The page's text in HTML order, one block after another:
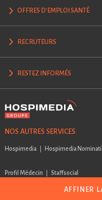
AFFINER
OFFRES D'EMPLOI SANTÉ
RECRUTEURS
RESTEZ INFORMÉS
NOS AUTRES SERVICES
Hospimedia Hospimedia
Profil Médecin Staffsocial